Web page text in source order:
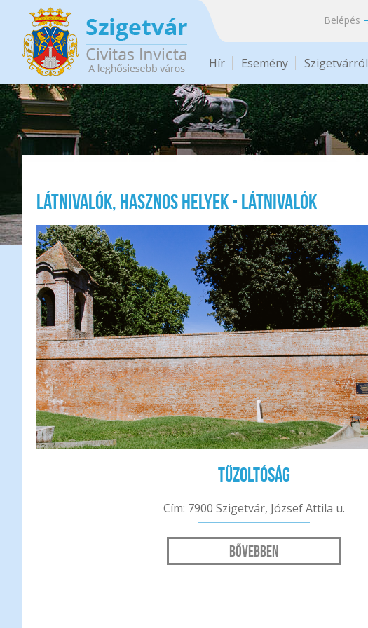
Ugrás a tartalomra
Belépés
Hír Esemény Szigetvárról
Látnivalók, hasznos helyek - Látnivalók
Tűzoltóság
Cím: 7900 Szigetvár, József Attila u.
Bővebben